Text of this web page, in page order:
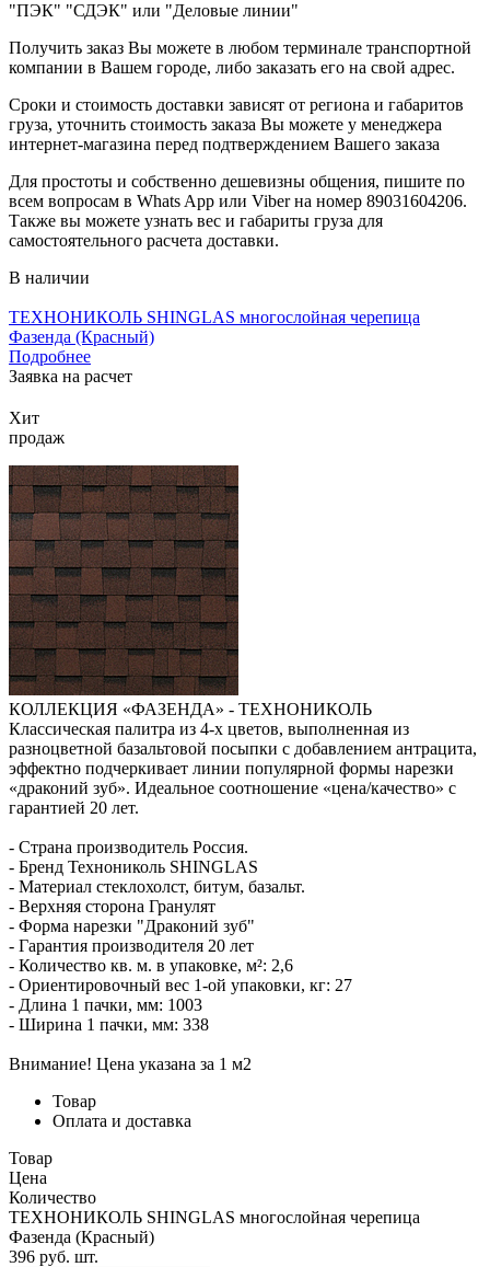
"ПЭК" "СДЭК" или "Деловые линии"
Получить заказ Вы можете в любом терминале транспортной
компании в Вашем городе, либо заказать его на свой адрес.
Сроки и стоимость доставки зависят от региона и габаритов
груза, уточнить стоимость заказа Вы можете у менеджера
интернет-магазина перед подтверждением Вашего заказа
Для простоты и собственно дешевизны общения, пишите по
всем вопросам в Whats App или Viber на номер 89031604206.
Также вы можете узнать вес и габариты груза для
самостоятельного расчета доставки.
В наличии
ТЕХНОНИКОЛЬ SHINGLAS многослойная черепица
Фазенда (Красный)
Подробнее
Заявка на расчет
Хит
продаж
КОЛЛЕКЦИЯ «ФАЗЕНДА» - ТЕХНОНИКОЛЬ
Классическая палитра из 4-х цветов, выполненная из
разноцветной базальтовой посыпки с добавлением антрацита,
эффектно подчеркивает линии популярной формы нарезки
«драконий зуб». Идеальное соотношение «цена/качество» с
гарантией 20 лет.
- Страна производитель Россия.
- Бренд Технониколь SHINGLAS
- Материал стеклохолст, битум, базальт.
- Верхняя сторона Гранулят
- Форма нарезки "Драконий зуб"
- Гарантия производителя 20 лет
- Количество кв. м. в упаковке, м²: 2,6
- Ориентировочный вес 1-ой упаковки, кг: 27
- Длина 1 пачки, мм: 1003
- Ширина 1 пачки, мм: 338
Внимание! Цена указана за 1 м2
Товар
Оплата и доставка
Товар
Цена
Количество
ТЕХНОНИКОЛЬ SHINGLAS многослойная черепица
Фазенда (Красный)
396 pуб. шт.